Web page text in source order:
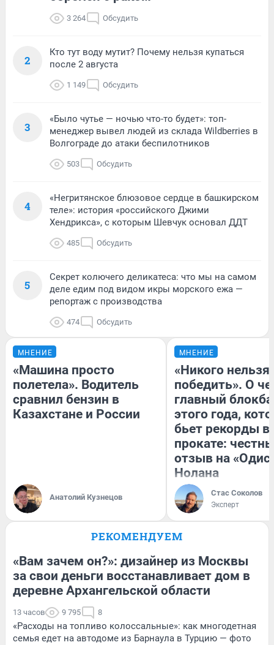
3 264 Обсудить
2
Кто тут воду мутит? Почему нельзя купаться
после 2 августа
1 149 Обсудить
3
«Было чутье — ночью что-то будет»: топ-
менеджер вывел людей из склада Wildberries в
Волгограде до атаки беспилотников
503 Обсудить
4
«Негритянское блюзовое сердце в башкирском
теле»: история «российского Джими
Хендрикса», с которым Шевчук основал ДДТ
485 Обсудить
5
Секрет колючего деликатеса: что мы на самом
деле едим под видом икры морского ежа —
репортаж с производства
474 Обсудить
МНЕНИЕ
«Машина просто
полетела». Водитель
сравнил бензин в
Казахстане и России
Анатолий Кузнецов
МНЕНИЕ
«Никого нельзя
победить». О
главный
этого года,
бьет рекорды в
прокате:
отзыв на
Нолана
Стас Соколов
Эксперт
РЕКОМЕНДУЕМ
«Вам зачем он?»: дизайнер из Москвы
за свои деньги восстанавливает дом в
деревне Архангельской области
13 часов 9 795 8
«Расходы на топливо колоссальные»: как многодетная
семья едет на автодоме из Барнаула в Турцию — фото